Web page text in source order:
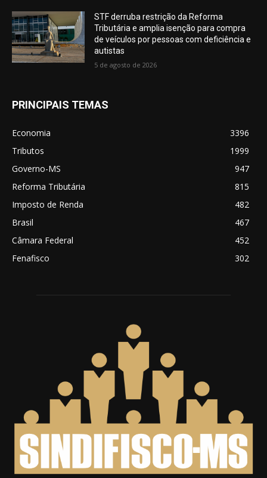
STF derruba restrição da Reforma
Tributária e amplia isenção para compra
de veículos por pessoas com deficiência e
autistas
5 de agosto de 2026
PRINCIPAIS TEMAS
Economia
3396
Tributos
1999
Governo-MS
947
Reforma Tributária
815
Imposto de Renda
482
Brasil
467
Câmara Federal
452
Fenafisco
302